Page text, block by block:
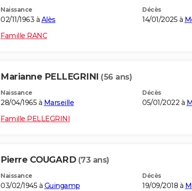
Naissance
02/11/1963 à Alès
Décès
14/01/2025 à
Famille RANC
Marianne PELLEGRINI (56 ans)
Naissance
28/04/1965 à Marseille
Décès
05/01/2022 à
Famille PELLEGRINI
Pierre COUGARD (73 ans)
Naissance
03/02/1945 à Guingamp
Décès
19/09/2018 à